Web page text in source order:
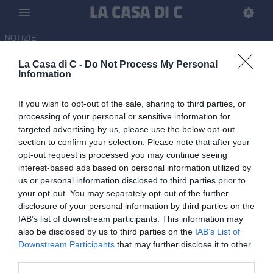
La Casa di C - Do Not Process My Personal
Information
If you wish to opt-out of the sale, sharing to third parties, or
processing of your personal or sensitive information for
targeted advertising by us, please use the below opt-out
section to confirm your selection. Please note that after your
opt-out request is processed you may continue seeing
interest-based ads based on personal information utilized by
us or personal information disclosed to third parties prior to
your opt-out. You may separately opt-out of the further
disclosure of your personal information by third parties on the
IAB’s list of downstream participants. This information may
also be disclosed by us to third parties on the IAB’s List of
Downstream Participants that may further disclose it to other
NOTIZIE
Catania-Ascoli: gioco sospeso
fumogeni in campo
27.05.2026 22:30 diMartin Shira
La situazione al Massimino.